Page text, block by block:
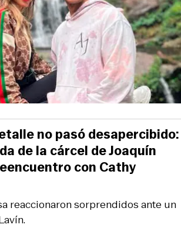
reaccionaron sorprendidos ante un
no pasó desapercibido:
de la cárcel de Joaquín
con Cathy